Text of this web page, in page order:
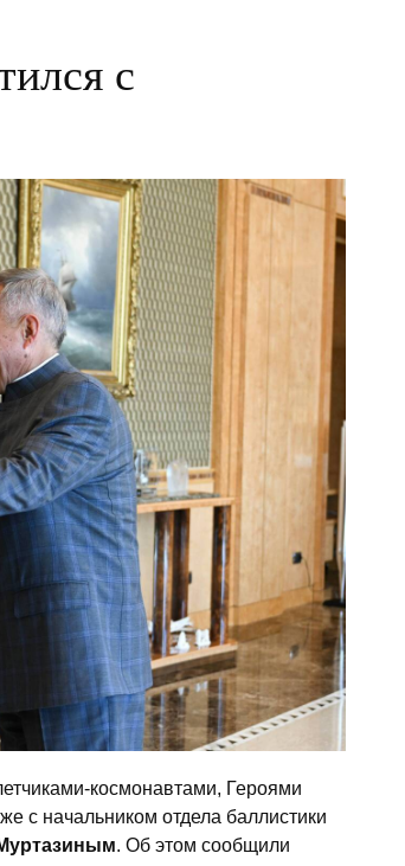
с
космонавтами, Героями
с начальником отдела баллистики
. Об этом сообщили